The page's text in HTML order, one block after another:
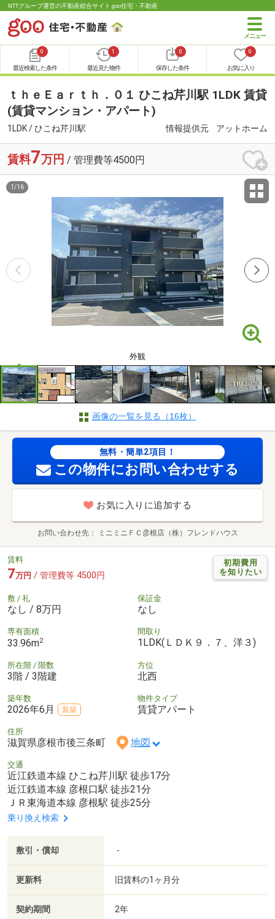
NTTグループ運営の不動産総合サイト goo住宅・不動産
0
最近検索した条件
1
最近見た物件
0
保存した条件
0
お気に入り
ｔｈｅＥａｒｔｈ．０１ ひこね芹川駅 1LDK 賃貸
(賃貸マンション・アパート)
1LDK / ひこね芹川駅 情報提供元 アットホーム
賃料7万円 / 管理費等4500円
外観
1 /16
画像の一覧を見る（16枚）
無料・簡単2項目！
この物件にお問い合わせする
お気に入りに追加する
お問い合わせ先 ミニミニＦＣ彦根店（株）フレンドハウス
初期費用
を知りたい
賃料
7万円 / 管理費等 4500円
敷 / 礼
なし / 8万円
保証金
なし
専有面積
33.96m2
間取り
1LDK(ＬＤＫ９．７、洋３)
所在階 / 階数
3階 / 3階建
方位
北西
築年数
2026年6月 新築
物件タイプ
賃貸アパート
住所
滋賀県彦根市後三条町 地図
交通
近江鉄道本線 ひこね芹川駅 徒歩17分
近江鉄道本線 彦根口駅 徒歩21分
ＪＲ東海道本線 彦根駅 徒歩25分
乗り換え検索
敷引・償却 -
更新料 旧賃料の1ヶ月分
契約期間 2年